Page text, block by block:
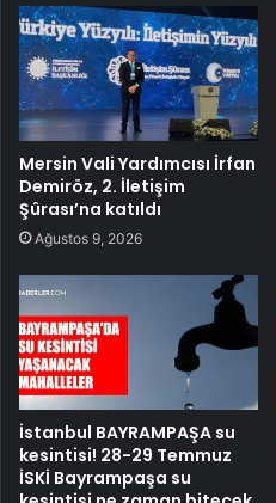
Mersin Vali Yardımcısı İrfan
Demiröz, 2. İletişim
Şûrası’na katıldı
Ağustos 9, 2026
İstanbul BAYRAMPAŞA su
kesintisi! 28-29 Temmuz
İSKİ Bayrampaşa su